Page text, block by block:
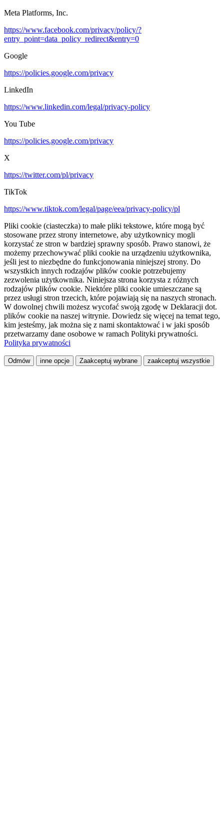
Meta Platforms, Inc.
https://www.facebook.com/privacy/policy/?
entry_point=data_policy_redirect&entry=0
Google
https://policies.google.com/privacy
LinkedIn
https://www.linkedin.com/legal/privacy-policy
You Tube
https://policies.google.com/privacy
X
https://twitter.com/pl/privacy
TikTok
https://www.tiktok.com/legal/page/eea/privacy-policy/pl
Pliki cookie (ciasteczka) to małe pliki tekstowe, które mogą być
stosowane przez strony internetowe, aby użytkownicy mogli
korzystać ze stron w bardziej sprawny sposób. Prawo stanowi, że
możemy przechowywać pliki cookie na urządzeniu użytkownika,
jeśli jest to niezbędne do funkcjonowania niniejszej strony. Do
wszystkich innych rodzajów plików cookie potrzebujemy
zezwolenia użytkownika. Niniejsza strona korzysta z różnych
rodzajów plików cookie. Niektóre pliki cookie umieszczane są
przez usługi stron trzecich, które pojawiają się na naszych stronach.
W dowolnej chwili możesz wycofać swoją zgodę w Deklaracji dot.
plików cookie na naszej witrynie. Dowiedz się więcej na temat tego,
kim jesteśmy, jak można się z nami skontaktować i w jaki sposób
przetwarzamy dane osobowe w ramach Polityki prywatności.
Polityka prywatności
Odmów inne opcje Zaakceptuj wybrane zaakceptuj wszystkie